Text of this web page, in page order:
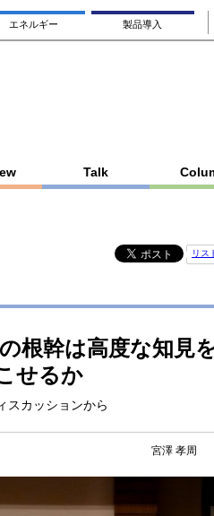
エネルギー 製品導入
Talk
リス
根幹は高度な知見
せるか
スカッションから
宮澤 孝周